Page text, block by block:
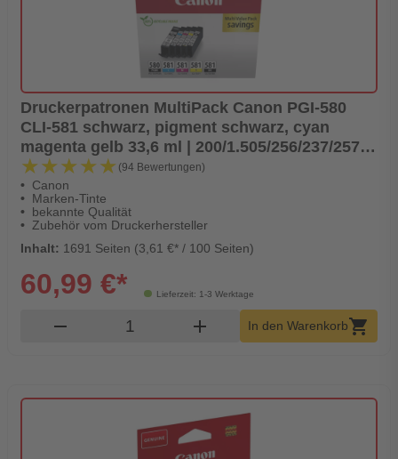
Druckerpatronen MultiPack Canon PGI-580
CLI-581 schwarz, pigment schwarz, cyan
magenta gelb 33,6 ml | 200/1.505/256/237/257
Seiten (2078C007)
★★★★★
★★★★★ (94 Bewertungen)
Canon
Marken-Tinte
bekannte Qualität
Zubehör vom Druckerhersteller
Inhalt: 1691 Seiten (3,61 €* / 100 Seiten)
Lieferzeit: 1-3 Werktage
60,99 €*
remove Produkt Warenkorb Menge
add In den Warenkorbshopping_cart